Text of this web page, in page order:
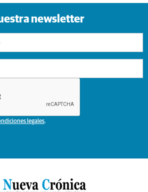
newsletter
legales.